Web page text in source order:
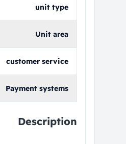
unit type
Unit area
customer service
Payment systems
Description